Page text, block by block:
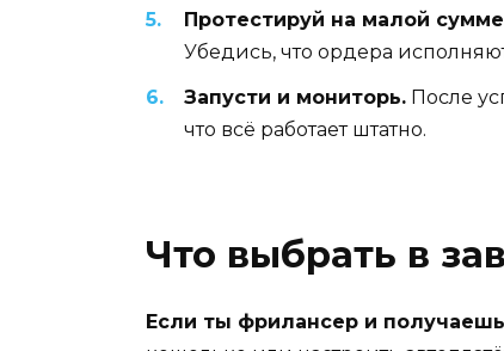
Протестируй на малой
Убедись, что ордера
Запусти и мониторь. После
что всё работает штатно.
Что выбрать в
Если ты фрилансер и